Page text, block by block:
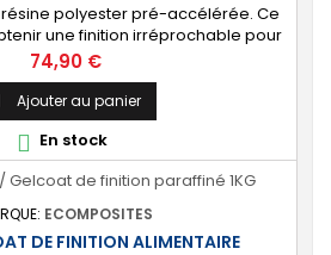
polyester pré-accélérée. Ce
une finition irréprochable pour
de pièces composites en
de carrosserie ou d’un bateau,
objet d’art, etc. Couleur au choix.
un revêtement à l’aspect de
parfaitement lisse,...
Prix
74,90 €
Ajouter au panier
 En stock
ECOMPOSITES
DE FINITION ALIMENTAIRE